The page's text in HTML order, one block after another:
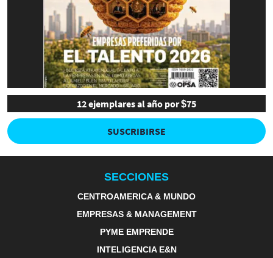
12 ejemplares al año por $75
SUSCRIBIRSE
SECCIONES
CENTROAMERICA & MUNDO
EMPRESAS & MANAGEMENT
PYME EMPRENDE
INTELIGENCIA E&N